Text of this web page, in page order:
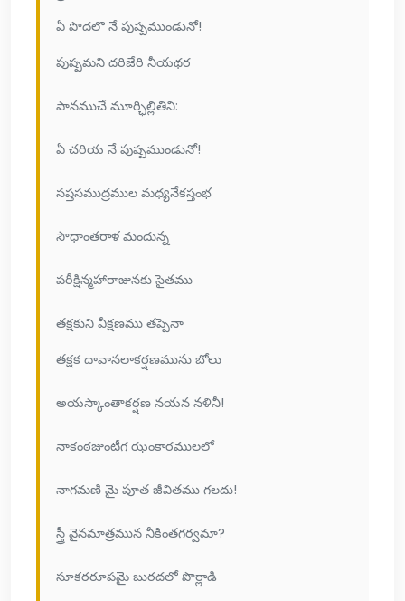
ఏ పొదలొ నే పుష్పముండునో!
పుష్పమని దరిజేరి నీయథర
పానముచే మూర్ఛిల్లితిని:
ఏ చరియ నే పుష్పముండునో!
సప్తసముద్రముల మధ్యనేకస్తంభ
సౌధాంతరాళ మందున్న
పరీక్షిన్మహారాజునకు సైతము
తక్షకుని వీక్షణము తప్పెనా
తక్షక దావానలాకర్షణమును బోలు
అయస్కాంతాకర్షణ నయన నళినీ!
నాకంఠజుంటీగ ఝంకారములలో
నాగమణి మై పూత జీవితము గలదు!
స్త్రీ వైనమాత్రమున నీకింతగర్వమా?
సూకరరూపమై బురదలో పొర్లాడి